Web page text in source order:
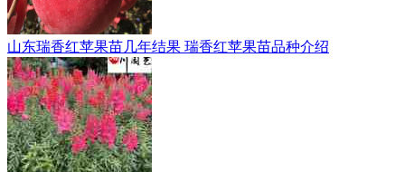
山东瑞香红苹果苗几年结果 瑞香红苹果苗品种介绍